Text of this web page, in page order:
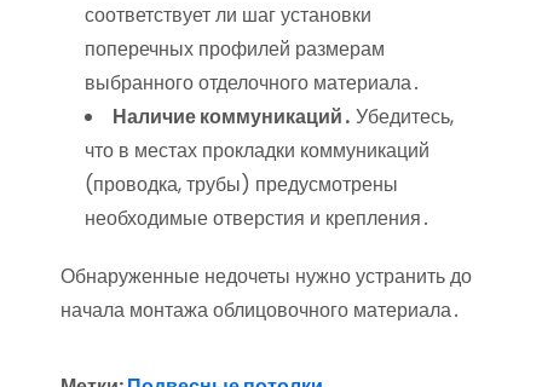
соответствует ли шаг установки
поперечных профилей размерам
выбранного отделочного материала․
Наличие коммуникаций․ Убедитесь,
что в местах прокладки коммуникаций
(проводка, трубы) предусмотрены
необходимые отверстия и крепления․
Обнаруженные недочеты нужно устранить до
начала монтажа облицовочного материала․